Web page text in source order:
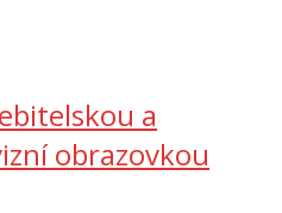
a
obrazovkou